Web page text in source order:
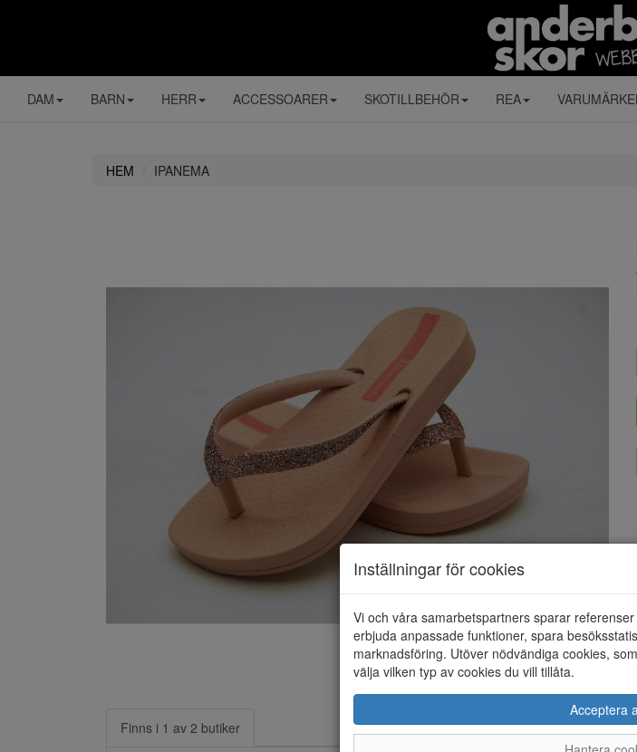
DAM BARN HERR ACCESSOARER SKOTILLBEHÖR REA
HEM IPANEMA
Finns i 1 av 2 butiker
Inställningar för cookies
Vi och våra samarbetspartners sparar
erbjuda anpassade funktioner, spara
marknadsföring. Utöver nödvändiga cookies,
välja vilken typ av cookies du vill tillåta.
Acceptera